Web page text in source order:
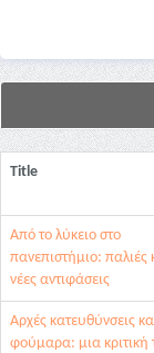
Title
Από το λύκειο στο
πανεπιστήμιο: παλιές
νέες αντιφάσεις
Αρχές κατευθύνσεις
φούμαρα: μια κριτική